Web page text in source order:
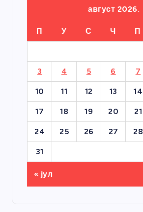
август 2026.
П У С Ч П
3 4 5 6 7
10 11 12 13 14
17 18 19 20 21
24 25 26 27 28
31
« јул